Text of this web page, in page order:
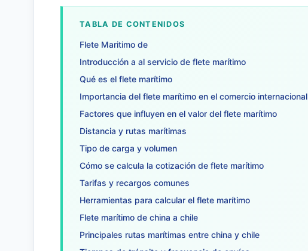
TABLA DE CONTENIDOS
Flete Maritimo de
Introducción a al servicio de flete marítimo
Qué es el flete marítimo
Importancia del flete marítimo en el comercio internacional
Factores que influyen en el valor del flete marítimo
Distancia y rutas marítimas
Tipo de carga y volumen
Cómo se calcula la cotización de flete marítimo
Tarifas y recargos comunes
Herramientas para calcular el flete marítimo
Flete marítimo de china a chile
Principales rutas marítimas entre china y chile